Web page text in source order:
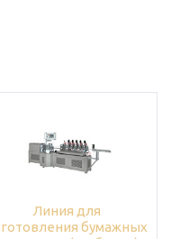
Линия для
бумажных